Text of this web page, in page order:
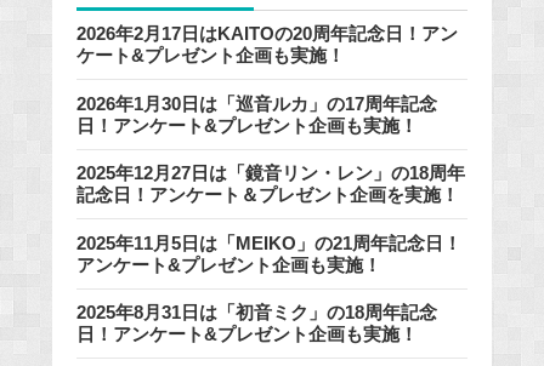
2026年2月17日はKAITOの20周年記念日！アン
ケート&プレゼント企画も実施！
2026年1月30日は「巡音ルカ」の17周年記念
日！アンケート&プレゼント企画も実施！
2025年12月27日は「鏡音リン・レン」の18周年
記念日！アンケート＆プレゼント企画を実施！
2025年11月5日は「MEIKO」の21周年記念日！
アンケート&プレゼント企画も実施！
2025年8月31日は「初音ミク」の18周年記念
日！アンケート&プレゼント企画も実施！